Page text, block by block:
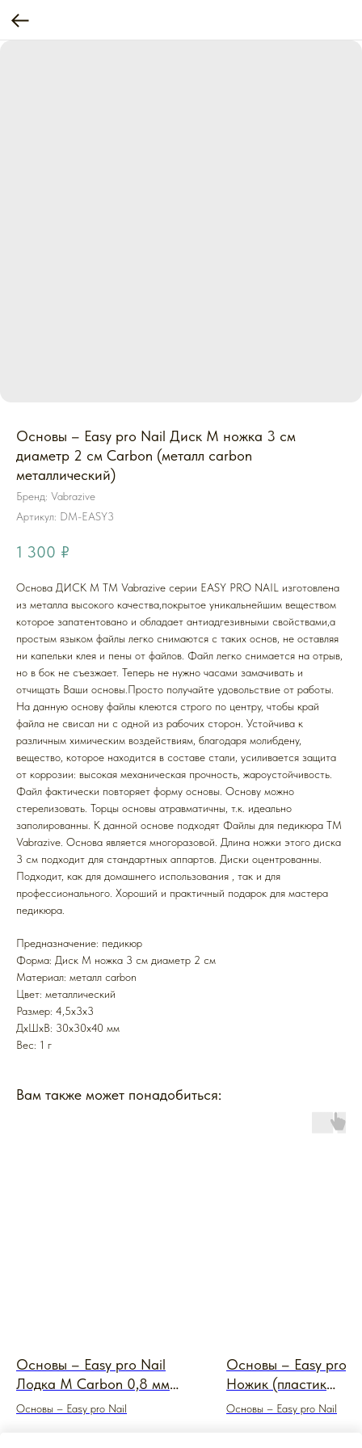
Основы – Easy pro Nail Диск M ножка 3 см
диаметр 2 см Carbon (металл carbon
металлический)
Бренд: Vabrazive
Артикул: DM-EASY3
1 300 ₽
Основа ДИСК M ТМ Vabrazive серии EASY PRO NAIL изготовлена
из металла высокого качества,покрытое уникальнейшим веществом
которое запатентовано и обладает антиадгезивными свойствами,а
простым языком файлы легко снимаются с таких основ, не оставляя
ни капельки клея и пены от файлов. Файл легко снимается на отрыв,
но в бок не съезжает. Теперь не нужно часами замачивать и
отчищать Ваши основы.Просто получайте удовольствие от работы.
На данную основу файлы клеются строго по центру, чтобы край
файла не свисал ни с одной из рабочих сторон. Устойчива к
различным химическим воздействиям, благодаря молибдену,
вещество, которое находится в составе стали, усиливается защита
от коррозии: высокая механическая прочность, жароустойчивость.
Файл фактически повторяет форму основы. Основу можно
стерелизовать. Торцы основы атравматичны, т.к. идеально
заполированны. К данной основе подходят Файлы для педикюра ТМ
Vabrazive. Основа является многоразовой. Длина ножки этого диска
3 см подходит для стандартных аппартов. Диски оцентрованны.
Подходит, как для домашнего использования , так и для
профессионального. Хороший и практичный подарок для мастера
педикюра.
Предназначение: педикюр
Форма: Диск M ножка 3 см диаметр 2 см
Mатериал: металл carbon
Цвет: металлический
Размер: 4,5х3х3
ДxШxВ: 30x30x40 мм
Вес: 1 г
Вам также может понадобиться:
Основы – Easy pro Nail
Лодка M Carbon 0,8 мм
(металл черный)
Основы – Easy pro Nail
Основы – Easy pro
Ножик (пластик
прозрачный)
Основы – Easy pro Nail